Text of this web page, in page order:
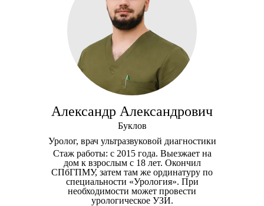
Александр Александрович
Буклов
Уролог, врач ультразвуковой диагностики
Стаж работы: с 2015 года. Выезжает на
дом к взрослым с 18 лет. Окончил
СПбГПМУ, затем там же ординатуру по
специальности «Урология». При
необходимости может провести
урологическое УЗИ.